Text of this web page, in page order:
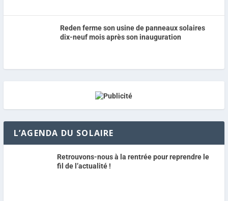
Reden ferme son usine de panneaux solaires
dix-neuf mois après son inauguration
L’AGENDA DU SOLAIRE
Retrouvons-nous à la rentrée pour reprendre le
fil de l’actualité !